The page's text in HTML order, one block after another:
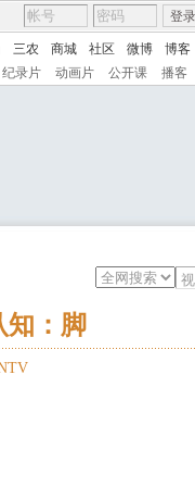
登录
三农 商城 社区 微博 博客
纪录片 动画片 公开课 播客
知：脚